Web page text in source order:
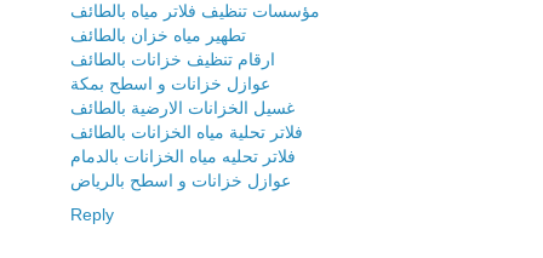
مؤسسات تنظيف فلاتر مياه بالطائف
تطهير مياه خزان بالطائف
ارقام تنظيف خزانات بالطائف
عوازل خزانات و اسطح بمكة
غسيل الخزانات الارضية بالطائف
فلاتر تحلية مياه الخزانات بالطائف
فلاتر تحليه مياه الخزانات بالدمام
عوازل خزانات و اسطح بالرياض
Reply